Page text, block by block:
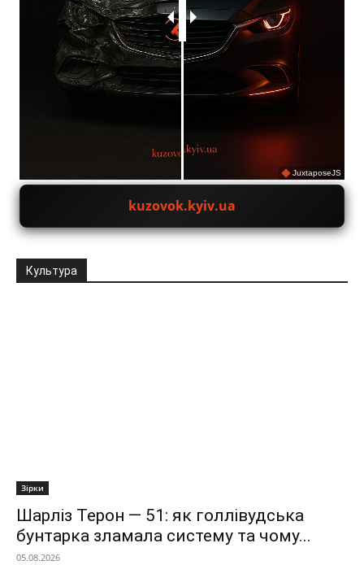
JuxtaposeJS
kuzovok.kyiv.ua
Культура
Зірки
Шарліз Терон — 51: як голлівудська
бунтарка зламала систему та чому...
05.08.2026